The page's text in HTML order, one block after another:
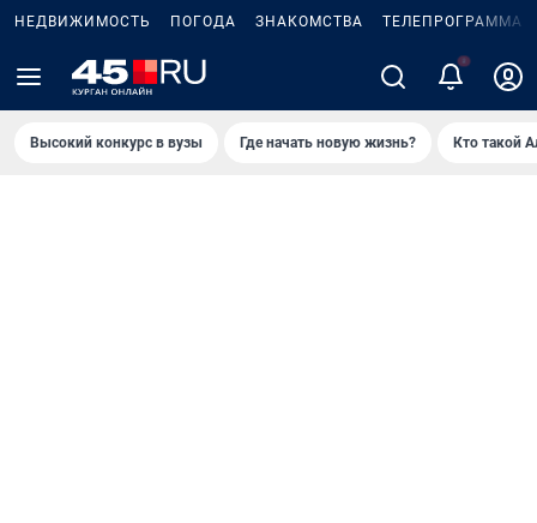
НЕДВИЖИМОСТЬ ПОГОДА ЗНАКОМСТВА ТЕЛЕПРОГРАММА
Высокий конкурс в вузы Где начать новую жизнь? Кто такой